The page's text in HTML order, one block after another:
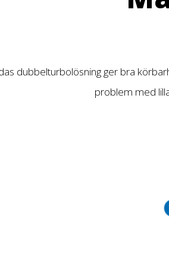
dubbelturbolösning ger bra
problem med